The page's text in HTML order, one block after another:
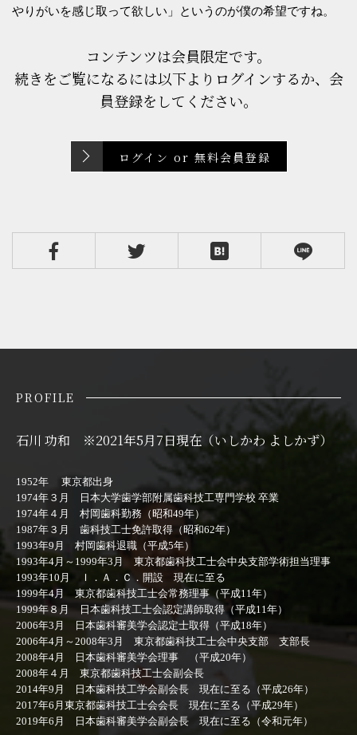
やりがいを感じ取って欲しい」というのが僕の希望ですね。
コンテンツは会員限定です。
続きをご覧になるには以下よりログインするか、会
員登録をしてください。
ログイン or 無料会員登録
PROFILE
⽯川 功和 ※2021年5月7日現在（いしかわ よしかず）
1952年 東京都出身
1974年３月 日本大学歯学部附属歯科技工専門学校 卒業
1974年４月 村岡歯科勤務（昭和49年）
1987年３月 歯科技工士免許取得（昭和62年）
1993年9月 村岡歯科退職（平成5年）
1993年4月～1999年3月 東京都歯科技工士会中央支部学術担当理事
1993年10月 Ｉ．Ａ．Ｃ．開設 現在に至る
1999年4月 東京都歯科技工士会常務理事（平成11年）
1999年８月 日本歯科技工士会認定講師取得（平成11年）
2006年3月 日本歯科審美学会認定士取得（平成18年）
2006年4月～2008年3月 東京都歯科技工士会中央支部 支部長
2008年4月 日本歯科審美学会理事 （平成20年）
2008年４月 東京都歯科技工士会副会長
2014年9月 日本歯科技工学会副会長 現在に至る（平成26年）
2017年6月東京都歯科技工士会会長 現在に至る（平成29年）
2019年6月 日本歯科審美学会副会長 現在に至る（令和元年）